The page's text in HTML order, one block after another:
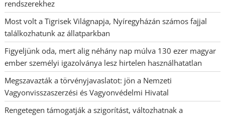
rendszerekhez
Most volt a Tigrisek Világnapja, Nyíregyházán számos fajjal
találkozhatunk az állatparkban
Figyeljünk oda, mert alig néhány nap múlva 130 ezer magyar
ember személyi igazolványa lesz hirtelen használhatatlan
Megszavazták a törvényjavaslatot: jön a Nemzeti
Vagyonvisszaszerzési és Vagyonvédelmi Hivatal
Rengetegen támogatják a szigorítást, változhatnak a